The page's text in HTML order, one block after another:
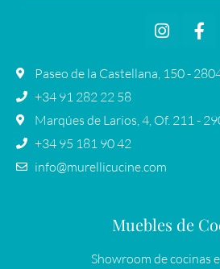
Paseo de la Castellana, 150 -
+34 91 282 22 58
Marqúes de Larios, 4, Of. 211 -
+34 95 181 90 42
info@murellicucine.com
Muebles de
Showroom de cocinas